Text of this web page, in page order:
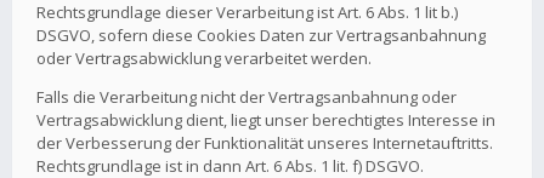
Rechtsgrundlage dieser Verarbeitung ist Art. 6 Abs. 1 lit b.)
DSGVO, sofern diese Cookies Daten zur Vertragsanbahnung
oder Vertragsabwicklung verarbeitet werden.
Falls die Verarbeitung nicht der Vertragsanbahnung oder
Vertragsabwicklung dient, liegt unser berechtigtes Interesse in
der Verbesserung der Funktionalität unseres Internetauftritts.
Rechtsgrundlage ist in dann Art. 6 Abs. 1 lit. f) DSGVO.